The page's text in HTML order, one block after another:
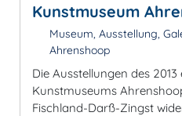
Kunstmuseum
Museum, Ausstellung,
Ahrenshoop
Die Ausstellungen des
Kunstmuseums
Fischland-Darß-Zingst